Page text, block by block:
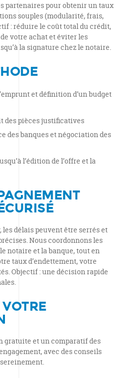
partenaires pour obtenir un taux
souples (modularité, frais,
: réduire le coût total du crédit,
votre achat et éviter les
la signature chez le notaire.
et définition d’un budget
des pièces justificatives
des banques et négociation des
l’édition de l’offre et la
délais peuvent être serrés et
Nous coordonnons les
notaire et la banque, tout en
taux d’endettement, votre
Objectif : une décision rapide
gratuite et un comparatif des
avec des conseils